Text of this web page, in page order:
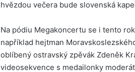
hvězdou večera bude slovenská
Na pódiu Megakoncertu se i tento
například hejtman
oblíbený ostravský zpěvák Zdeněk
videosekvence s medailonky